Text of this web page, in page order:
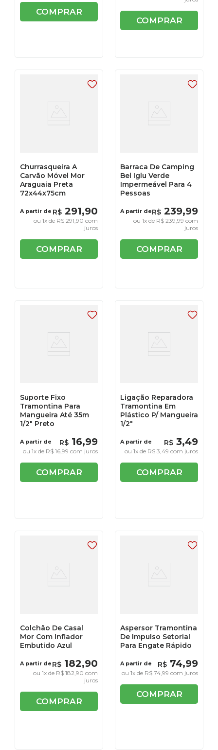
COMPRAR
COMPRAR
Churrasqueira A
Carvão Móvel Mor
Araguaia Preta
72x44x75cm
A partir de R$ 291,90
ou1x de R$ 291,90 com
juros
COMPRAR
Barraca De Camping
Bel Iglu Verde
Impermeável Para 4
Pessoas
A partir deR$ 239,99
ou1x de R$ 239,99 com
juros
COMPRAR
Suporte Fixo
Tramontina Para
Mangueira Até 35m
1/2" Preto
A partir de R$ 16,99
ou1x de R$ 16,99 com juros
COMPRAR
Ligação Reparadora
Tramontina Em
Plástico P/ Mangueira
1/2"
A partir de R$ 3,49
ou1x de R$ 3,49 com juros
COMPRAR
Colchão De Casal
Mor Com Inflador
Embutido Azul
A partir de R$ 182,90
ou1x de R$ 182,90 com
juros
COMPRAR
Aspersor Tramontina
De Impulso Setorial
Para Engate Rápido
A partir de R$ 74,99
ou1x de R$ 74,99 com juros
COMPRAR